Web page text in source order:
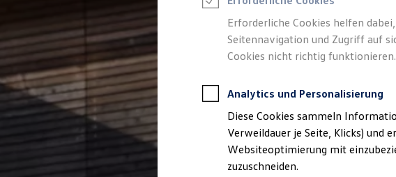
Leasing-Angebote
Gebrauchtwagen Leasing
Junge Gebrauchtwagen-Leasing
Elektroauto Leasing
Kleinwagen-Leasing
Leasing ohne Anzahlung
Finanzierung
Autokredit mit Schlussrate
Versicherungen und Garantien
Kfz-Versicherung
Restschuldversicherungen
Garantien
Erforderliche Cookies helfen
Seitennavigation und Zugriff auf
Cookies nicht richtig funktionieren.
Analytics und Personalisierung
Diese Cookies sammeln
Verweildauer je Seite, Klicks) und
Websiteoptimierung mit
zuzuschneiden.